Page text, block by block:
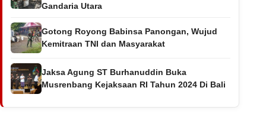
Gandaria Utara
Gotong Royong Babinsa Panongan, Wujud
Kemitraan TNI dan Masyarakat
Jaksa Agung ST Burhanuddin Buka
Musrenbang Kejaksaan RI Tahun 2024 Di Bali